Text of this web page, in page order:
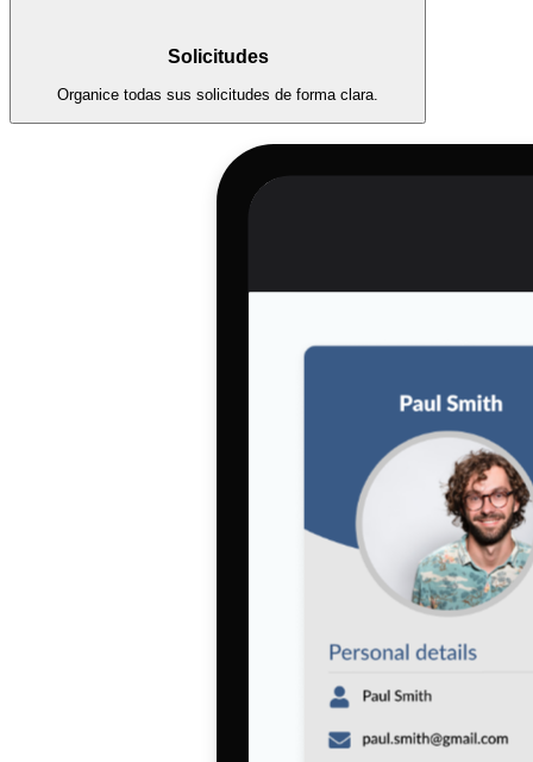
Solicitudes
Organice todas sus solicitudes de forma clara.